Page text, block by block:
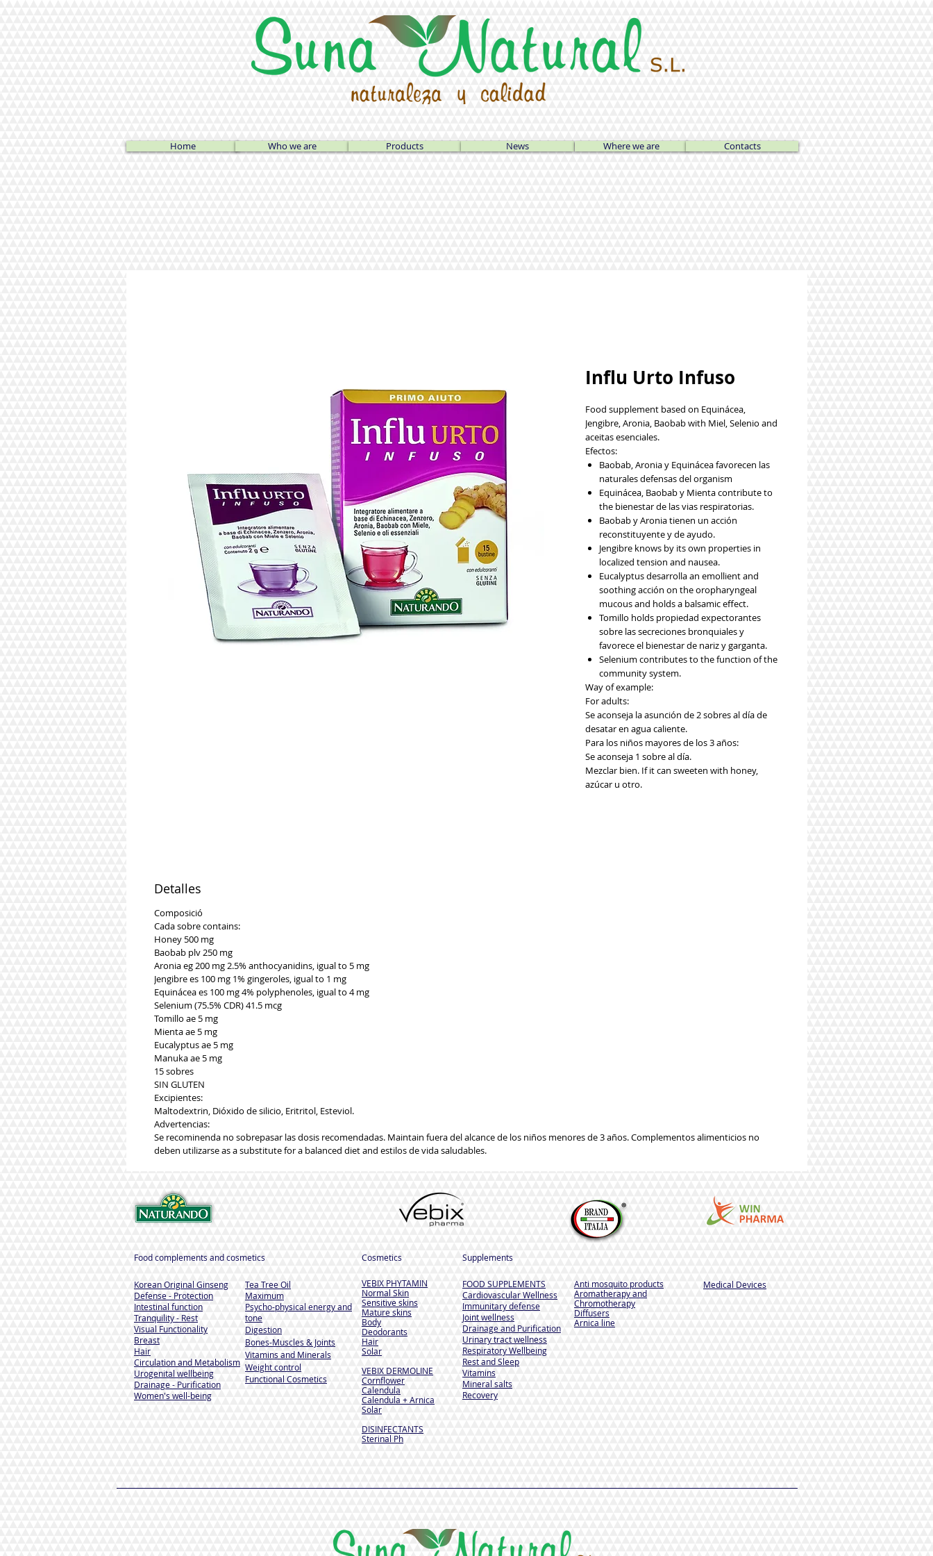
Home Who we are Products News Where we are Contacts
Influ Urto Infuso
Food supplement based on Equinácea,
Jengibre, Aronia, Baobab with Miel, Selenio and
aceitas esenciales.
Efectos:
Baobab, Aronia y Equinácea favorecen las
naturales defensas del organism
Equinácea, Baobab y Mienta contribute to
the bienestar de las vias respiratorias.
Baobab y Aronia tienen un acción
reconstituyente y de ayudo.
Jengibre knows by its own properties in
localized tension and nausea.
Eucalyptus desarrolla an emollient and
soothing acción on the oropharyngeal
mucous and holds a balsamic effect.
Tomillo holds propiedad expectorantes
sobre las secreciones bronquiales y
favorece el bienestar de nariz y garganta.
Selenium contributes to the function of the
community system.
Way of example:
For adults:
Se aconseja la asunción de 2 sobres al día de
desatar en agua caliente.
Para los niños mayores de los 3 años:
Se aconseja 1 sobre al día.
Mezclar bien. If it can sweeten with honey,
azúcar u otro.
Detalles
Composició
Cada sobre contains:
Honey 500 mg
Baobab plv 250 mg
Aronia eg 200 mg 2.5% anthocyanidins, igual to 5 mg
Jengibre es 100 mg 1% gingeroles, igual to 1 mg
Equinácea es 100 mg 4% polyphenoles, igual to 4 mg
Selenium (75.5% CDR) 41.5 mcg
Tomillo ae 5 mg
Mienta ae 5 mg
Eucalyptus ae 5 mg
Manuka ae 5 mg
15 sobres
SIN GLUTEN
Excipientes:
Maltodextrin, Dióxido de silicio, Eritritol, Esteviol.
Advertencias:
Se recominenda no sobrepasar las dosis recomendadas. Maintain fuera del alcance de los niños menores de 3 años. Complementos alimenticios no
deben utilizarse as a substitute for a balanced diet and estilos de vida saludables.
Food complements and cosmetics
Korean Original Ginseng
Defense - Protection
Intestinal function
Tranquility - Rest
Visual Functionality
Breast
Hair
Circulation and Metabolism
Urogenital wellbeing
Drainage - Purification
Women's well-being
Tea Tree Oil
Maximum
Psycho-physical energy and
tone
Digestion
Bones-Muscles& Joints
Vitamins and Minerals
Weight control
Functional Cosmetics
Cosmetics Supplements
VEBIX PHYTAMIN
Normal Skin
Sensitive skins
Mature skins
Body
Deodorants
Hair
Solar
VEBIX DERMOLINE
Cornflower
Calendula
Calendula + Arnica
Solar
DISINFECTANTS
Sterinal Ph
FOOD SUPPLEMENTS
Cardiovascular Wellness
Immunitary defense
Joint wellness
Drainage and Purification
Urinary tract wellness
Respiratory Wellbeing
Rest and Sleep
Vitamins
Mineral salts
Recovery
Anti mosquito products
Aromatherapy and
Chromotherapy
Diffusers
Arnica line
Medical Devices